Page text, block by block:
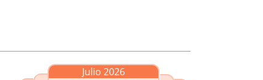
Julio 2026